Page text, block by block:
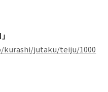
kurashi/jutaku/teiju/1000